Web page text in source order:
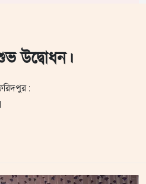
উদ্বোধন।
: